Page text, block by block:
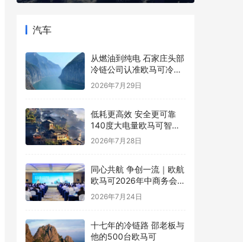
汽车
从燃油到纯电 石家庄头部
冷链公司认准欧马可冷藏
车
2026年7月29日
低耗更高效 安全更可靠
140度大电量欧马可智蓝
ES1纯电轻卡怀挡新品亮
2026年7月28日
同心共航 争创一流｜欧航
欧马可2026年中商务会暨
战略研讨会圆满召开
2026年7月24日
十七年的冷链路 邵老板与
他的500台欧马可